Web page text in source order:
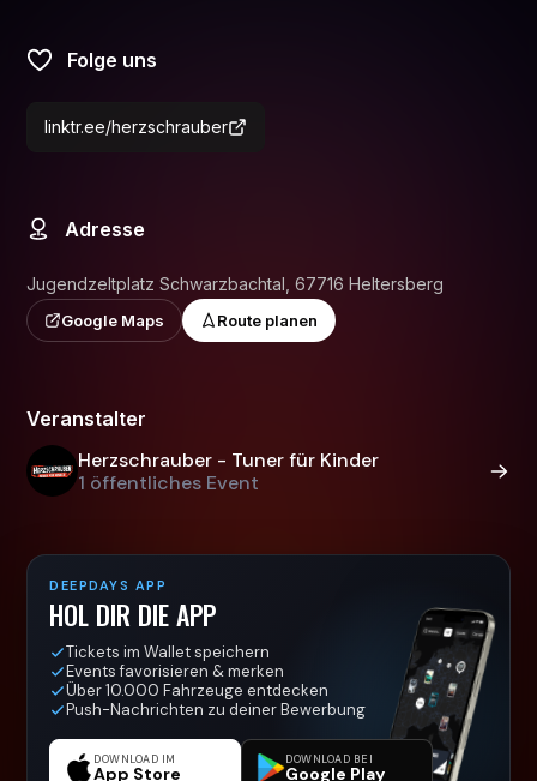
Folge uns
linktr.ee/herzschrauber
Adresse
Jugendzeltplatz Schwarzbachtal, 67716 Heltersberg
Google Maps Route planen
Veranstalter
Herzschrauber - Tuner für Kinder
1 öffentliches Event
DEEPDAYS APP
HOL DIR DIE APP
Tickets im Wallet speichern
Events favorisieren & merken
Über 10.000 Fahrzeuge entdecken
Push-Nachrichten zu deiner Bewerbung
DOWNLOAD IM
App Store
DOWNLOAD BEI
Google Play